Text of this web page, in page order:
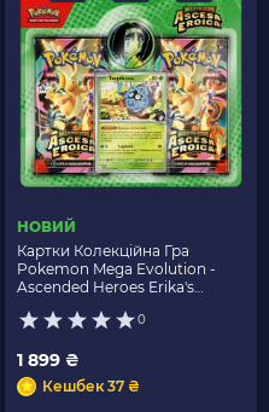
НОВИЙ
Картки Колекційна Гра
Pokemon Mega Evolution -
Ascended Heroes Erika's
0
1 899 ₴
Кешбек 37 ₴